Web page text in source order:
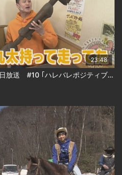
23:48
ハレバレティモンディ 6月5日放送 #10 ｢ハレバレポジティブツアーin札幌(前)」